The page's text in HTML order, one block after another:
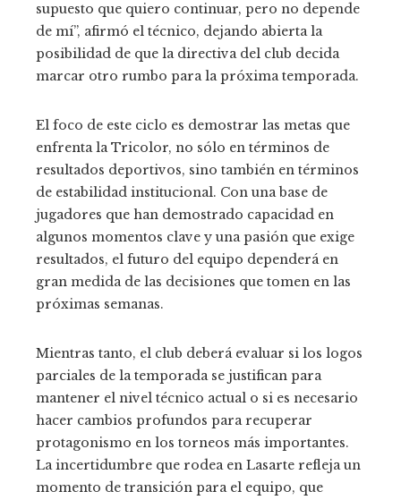
supuesto que quiero continuar, pero no depende
de mí”, afirmó el técnico, dejando abierta la
posibilidad de que la directiva del club decida
marcar otro rumbo para la próxima temporada.
El foco de este ciclo es demostrar las metas que
enfrenta la Tricolor, no sólo en términos de
resultados deportivos, sino también en términos
de estabilidad institucional. Con una base de
jugadores que han demostrado capacidad en
algunos momentos clave y una pasión que exige
resultados, el futuro del equipo dependerá en
gran medida de las decisiones que tomen en las
próximas semanas.
Mientras tanto, el club deberá evaluar si los logos
parciales de la temporada se justifican para
mantener el nivel técnico actual o si es necesario
hacer cambios profundos para recuperar
protagonismo en los torneos más importantes.
La incertidumbre que rodea en Lasarte refleja un
momento de transición para el equipo, que